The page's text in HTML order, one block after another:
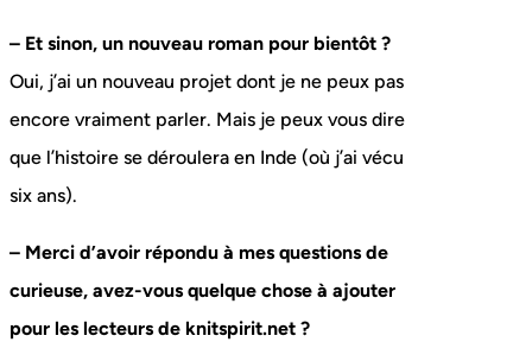
– Et sinon, un nouveau roman pour bientôt ?
Oui, j’ai un nouveau projet dont je ne peux pas
encore vraiment parler. Mais je peux vous dire
que l’histoire se déroulera en Inde (où j’ai vécu
six ans).
– Merci d’avoir répondu à mes questions de
curieuse, avez-vous quelque chose à ajouter
pour les lecteurs de knitspirit.net ?